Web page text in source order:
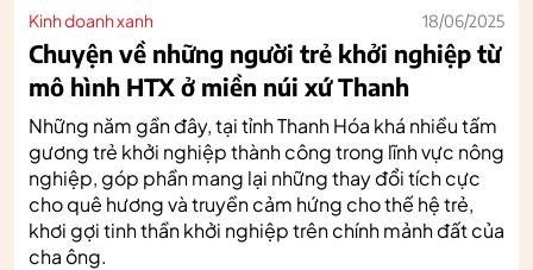
Kinh doanh xanh 18/06/2025
Chuyện về những người trẻ khởi nghiệp từ
mô hình HTX ở miền núi xứ Thanh
Những năm gần đây, tại tỉnh Thanh Hóa khá nhiều tấm
gương trẻ khởi nghiệp thành công trong lĩnh vực nông
nghiệp, góp phần mang lại những thay đổi tích cực
cho quê hương và truyền cảm hứng cho thế hệ trẻ,
khơi gợi tinh thần khởi nghiệp trên chính mảnh đất của
cha ông.